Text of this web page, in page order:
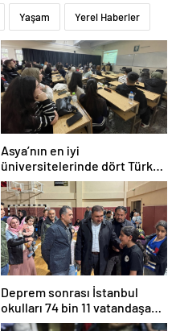
Yaşam Yerel Haberler
Asya’nın en iyi
üniversitelerinde dört Türk
okulu ilk 100’de
Deprem sonrası İstanbul
okulları 74 bin 11 vatandaşa
kapısını açtı